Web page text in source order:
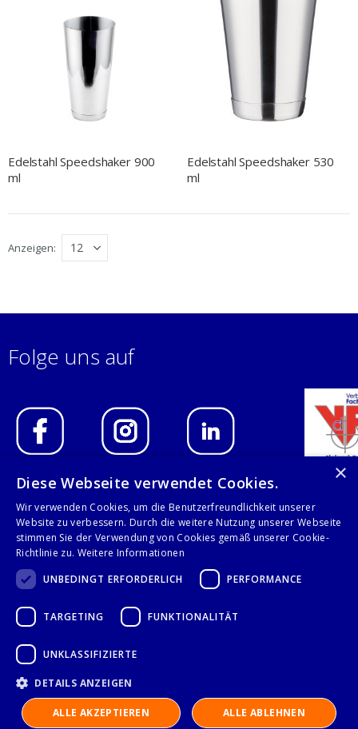
Edelstahl Speedshaker 900
ml
Edelstahl Speedshaker 530
ml
Anzeigen
Folge uns auf
IMPRESSUM
DATENSCHUTZERKLÄRUNG
AGB
KONTAKT
Stalgast GmbH
Mary-Somerville-Str.6
28359 Bremen
info@stalgast.de
×
Diese Webseite verwendet Cookies.
Wir verwenden Cookies, um die Benutzerfreundlichkeit unserer
Website zu verbessern. Durch die weitere Nutzung unserer Webseite
stimmen Sie der Verwendung von Cookies gemäß unserer Cookie-
Richtlinie zu. Weitere Informationen
UNBEDINGT ERFORDERLICH
PERFORMANCE
TARGETING FUNKTIONALITÄT
UNKLASSIFIZIERTE
DETAILS ANZEIGEN
ALLE AKZEPTIEREN ALLE ABLEHNEN